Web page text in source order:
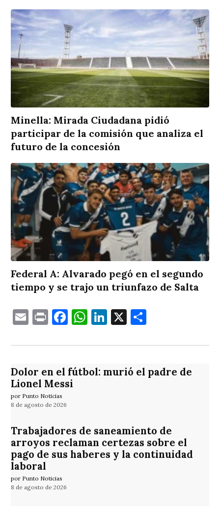
Minella: Mirada Ciudadana pidió
participar de la comisión que analiza el
futuro de la concesión
Federal A: Alvarado pegó en el segundo
tiempo y se trajo un triunfazo de Salta
EmailPrintFacebook
WhatsApp
LinkedIn
X
Dolor en el fútbol: murió el padre de
Lionel Messi
por Punto Noticias
8 de agosto de 2026
Trabajadores de saneamiento de
arroyos reclaman certezas sobre el
pago de sus haberes y la continuidad
laboral
por Punto Noticias
8 de agosto de 2026